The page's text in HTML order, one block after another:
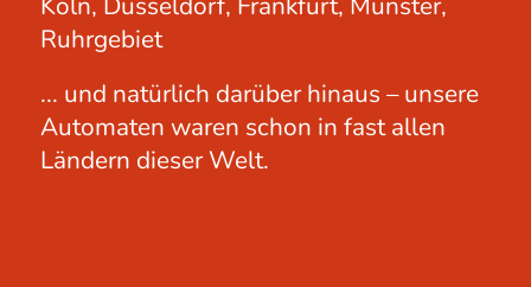
Ruhrgebiet
... und natürlich darüber hinaus – unsere
Automaten waren schon in fast allen
Ländern dieser Welt.